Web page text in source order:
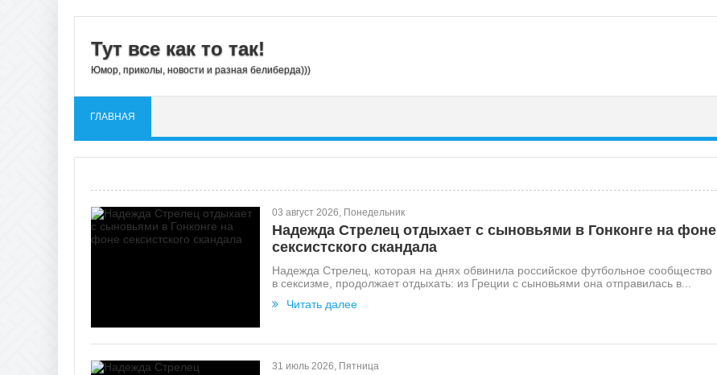
Тут все как то так!
Юмор, приколы, новости и разная белиберда)))
ГЛАВНАЯ
03 август 2026, Понедельник
Надежда Стрелец отдыхает с сыновьями в Гонконге на фоне
сексистского скандала
Надежда Стрелец, которая на днях обвинила российское футбольное сообщество
в сексизме, продолжает отдыхать: из Греции с сыновьями она отправилась в...
Читать далее
31 июль 2026, Пятница